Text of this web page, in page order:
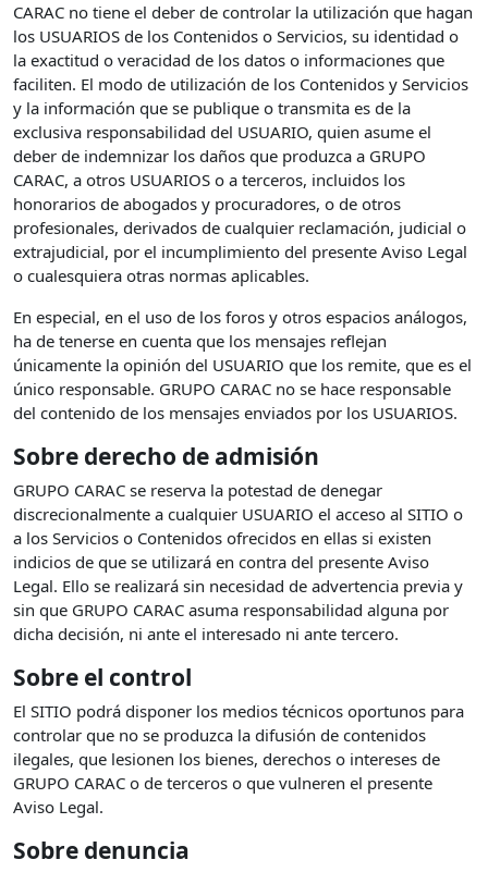
CARAC no tiene el deber de controlar la utilización que hagan
los USUARIOS de los Contenidos o Servicios, su identidad o
la exactitud o veracidad de los datos o informaciones que
faciliten. El modo de utilización de los Contenidos y Servicios
y la información que se publique o transmita es de la
exclusiva responsabilidad del USUARIO, quien asume el
deber de indemnizar los daños que produzca a GRUPO
CARAC, a otros USUARIOS o a terceros, incluidos los
honorarios de abogados y procuradores, o de otros
profesionales, derivados de cualquier reclamación, judicial o
extrajudicial, por el incumplimiento del presente Aviso Legal
o cualesquiera otras normas aplicables.
En especial, en el uso de los foros y otros espacios análogos,
ha de tenerse en cuenta que los mensajes reflejan
únicamente la opinión del USUARIO que los remite, que es el
único responsable. GRUPO CARAC no se hace responsable
del contenido de los mensajes enviados por los USUARIOS.
Sobre derecho de admisión
GRUPO CARAC se reserva la potestad de denegar
discrecionalmente a cualquier USUARIO el acceso al SITIO o
a los Servicios o Contenidos ofrecidos en ellas si existen
indicios de que se utilizará en contra del presente Aviso
Legal. Ello se realizará sin necesidad de advertencia previa y
sin que GRUPO CARAC asuma responsabilidad alguna por
dicha decisión, ni ante el interesado ni ante tercero.
Sobre el control
El SITIO podrá disponer los medios técnicos oportunos para
controlar que no se produzca la difusión de contenidos
ilegales, que lesionen los bienes, derechos o intereses de
GRUPO CARAC o de terceros o que vulneren el presente
Aviso Legal.
Sobre denuncia